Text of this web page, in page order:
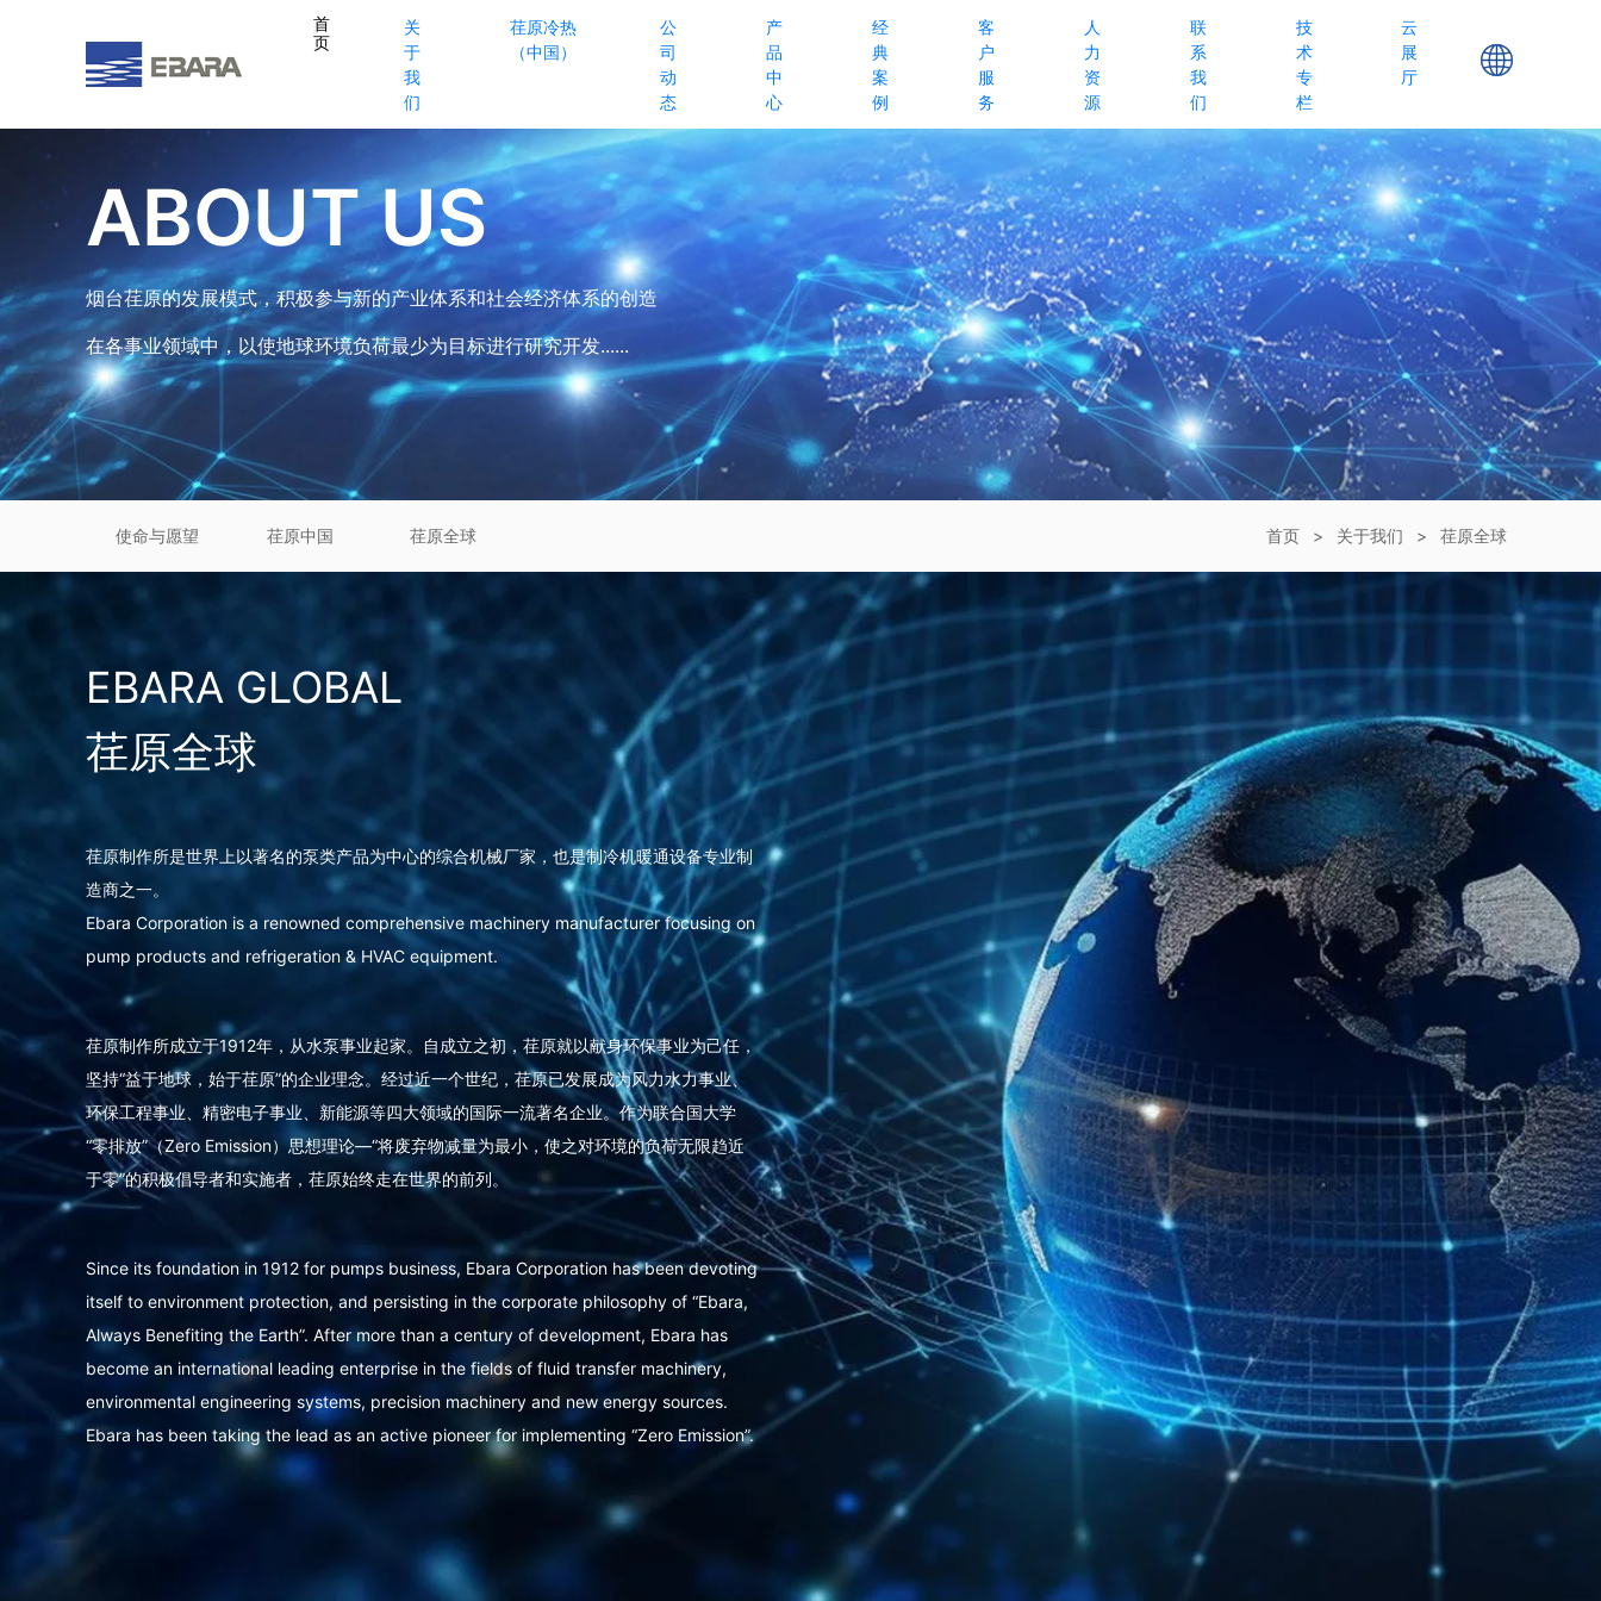
首
页
关
于
我
们
荏原冷热
（中国）
公
司
动
态
产
品
中
心
经
典
案
例
客
户
服
务
人
力
资
源
联
系
我
们
技
术
专
栏
云
展
厅
ABOUT US
烟台荏原的发展模式，积极参与新的产业体系和社会经济体系的创造
在各事业领域中，以使地球环境负荷最少为目标进行研究开发......
使命与愿望 荏原中国 荏原全球 首页 > 关于我们 > 荏原全球
EBARA GLOBAL
荏原全球
荏原制作所是世界上以著名的泵类产品为中心的综合机械厂家，也是制冷机暖通设备专业制
造商之一。
Ebara Corporation is a renowned comprehensive machinery manufacturer focusing on
pump products and refrigeration & HVAC equipment.
荏原制作所成立于1912年，从水泵事业起家。自成立之初，荏原就以献身环保事业为己任，
坚持“益于地球，始于荏原”的企业理念。经过近一个世纪，荏原已发展成为风力水力事业、
环保工程事业、精密电子事业、新能源等四大领域的国际一流著名企业。作为联合国大学
“零排放”（Zero Emission）思想理论—“将废弃物减量为最小，使之对环境的负荷无限趋近
于零”的积极倡导者和实施者，荏原始终走在世界的前列。
Since its foundation in 1912 for pumps business, Ebara Corporation has been devoting
itself to environment protection, and persisting in the corporate philosophy of “Ebara,
Always Benefiting the Earth”. After more than a century of development, Ebara has
become an international leading enterprise in the fields of fluid transfer machinery,
environmental engineering systems, precision machinery and new energy sources.
Ebara has been taking the lead as an active pioneer for implementing “Zero Emission”.